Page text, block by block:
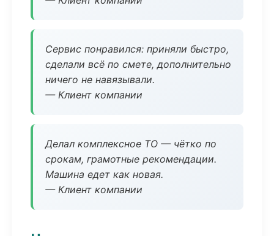
Сервис понравился: приняли быстро,
сделали всё по смете, дополнительно
ничего не навязывали.
— Клиент компании
Делал комплексное ТО — чётко по
срокам, грамотные рекомендации.
Машина едет как новая.
— Клиент компании